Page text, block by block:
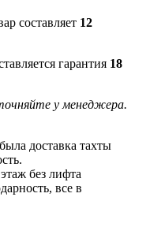
составляет 12
гарантия 18
у менеджера.
доставка тахты
без лифта
все в